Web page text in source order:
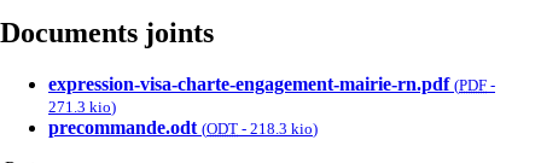
Documents joints
expression-visa-charte-engagement-mairie-rn.pdf (PDF -
271.3 kio)
precommande.odt (ODT - 218.3 kio)